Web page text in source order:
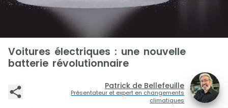
Voitures électriques : une nouvelle
batterie révolutionnaire
Patrick de Bellefeuille
Présentateur et expert en changements
climatiques